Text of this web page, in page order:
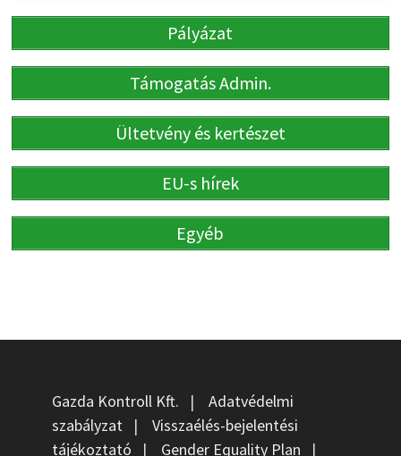
Pályázat
Támogatás Admin.
Ültetvény és kertészet
EU-s hírek
Egyéb
Gazda Kontroll Kft. | Adatvédelmi
szabályzat| Visszaélés-bejelentési
tájékoztató | Gender Equality Plan |